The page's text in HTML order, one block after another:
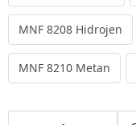
MNF 8208 Hidrojen
MNF 8210 Metan